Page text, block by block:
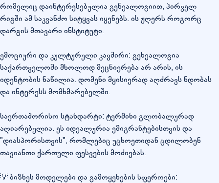
რომელიც დაინტერესებულია გენეალოგიით, პირველ
რიგში ამ საკვანძო სიტყვას იყენებს. ის ჟღერს როგორც
დარგის მთავარი ინსტიტუტი.
ემოციური და კულტურული კავშირი: გენეალოგია
საქართველოში მხოლოდ მეცნიერება არ არის, ის
იდენტობის ნაწილია. დომენი მყისიერად აღძრავს ნდობას
და ინტერესს მომხმარებელში.
საერთაშორისო სტანდარტი: ტერმინი გლობალურად
აღიარებულია. ეს იდეალურია ემიგრანტებისთვის და
"დიასპორისთვის", რომლებიც უცხოეთიდან ცდილობენ
თავიანთი ქართული ფესვების მოძიებას.
💡 ბიზნეს მოდელები და გამოყენების სფეროები: